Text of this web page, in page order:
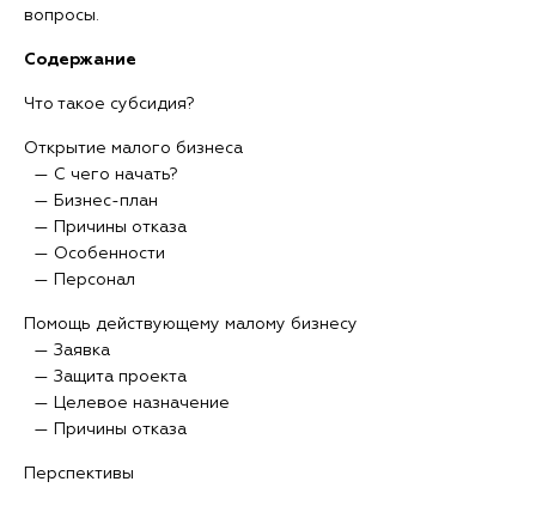
вопросы.
Содержание
Что такое субсидия?
Открытие малого бизнеса
— С чего начать?
— Бизнес-план
— Причины отказа
— Особенности
— Персонал
Помощь действующему малому бизнесу
— Заявка
— Защита проекта
— Целевое назначение
— Причины отказа
Перспективы